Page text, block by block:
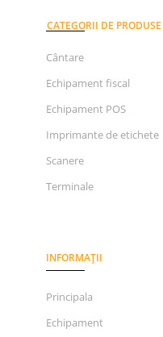
CATEGORII DE PRODUSE
Cântare
Echipament fiscal
Echipament POS
Imprimante de etichete
Scanere
Terminale
INFORMAȚII
Principala
Echipament